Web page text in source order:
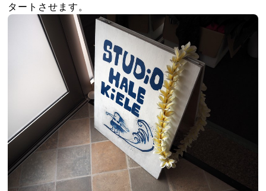
タートさせます。